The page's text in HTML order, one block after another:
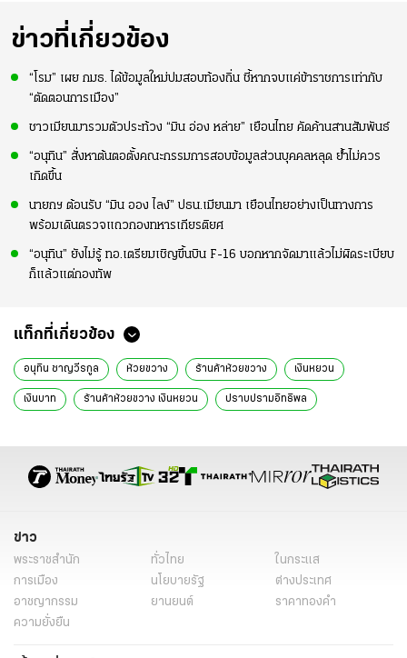
ความมั่นใจ
ข่าวที่เกี่ยวข้อง
“โรม” เผย กมธ. ได้ข้อมูลใหม่ปมสอบท้องถิ่น ชี้หากจบแค่ข้าราชการเท่ากับ
“ตัดตอนการเมือง”
ชาวเมียนมารวมตัวประท้วง “มิน อ่อง หล่าย” เยือนไทย คัดค้านสานสัมพันธ์
“อนุทิน” สั่งหาต้นตอตั้งคณะกรรมการสอบข้อมูลส่วนบุคคลหลุด ย้ำไม่ควร
เกิดขึ้น
นายกฯ ต้อนรับ “มิน ออง ไลง์” ปธน.เมียนมา เยือนไทยอย่างเป็นทางการ
พร้อมเดินตรวจแถวกองทหารเกียรติยศ
“อนุทิน” ยังไม่รู้ ทอ.เตรียมเชิญขึ้นบิน F-16 บอกหากจัดมาแล้วไม่ผิดระเบียบ
ก็แล้วแต่กองทัพ
แท็กที่เกี่ยวข้อง
อนุทิน ชาญวีรกูล ห้วยขวาง ร้านค้าห้วยขวาง เงินหยวน
เงินบาท ร้านค้าห้วยขวาง เงินหยวน ปราบปรามอิทธิพล
ข่าววันนี้ เรื่องเด่น ไทยรัฐออนไลน์
ข่าว
พระราชสำนัก ทั่วไทย
ในกระแส
การเมือง
นโยบายรัฐ
ต่างประเทศ
อาชญากรรม
ยานยนต์
ราคาทองคำ
ความยั่งยืน